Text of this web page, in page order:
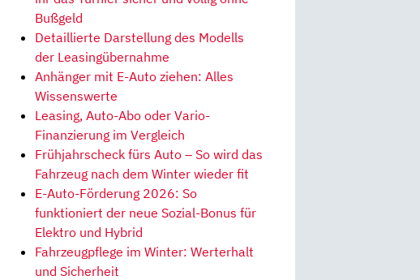
Bußgeld
Detaillierte Darstellung des Modells
der Leasingübernahme
Anhänger mit E-Auto ziehen: Alles
Wissenswerte
Leasing, Auto-Abo oder Vario-
Finanzierung im Vergleich
Frühjahrscheck fürs Auto – So wird das
Fahrzeug nach dem Winter wieder fit
E-Auto-Förderung 2026: So
funktioniert der neue Sozial-Bonus für
Elektro und Hybrid
Fahrzeugpflege im Winter: Werterhalt
und Sicherheit